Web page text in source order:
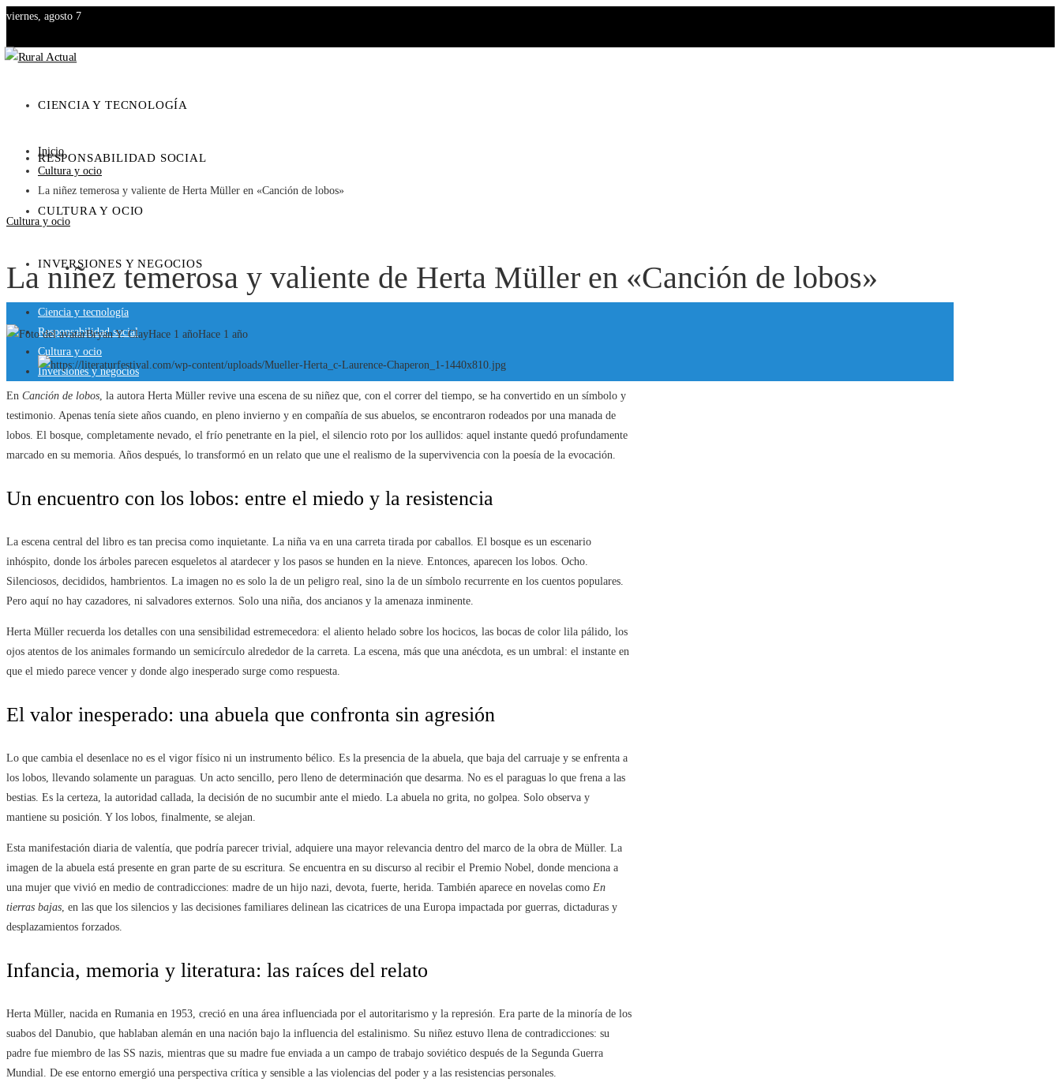
viernes, agosto 7
CIENCIA Y TECNOLOGÍA
RESPONSABILIDAD SOCIAL
CULTURA Y OCIO
INVERSIONES Y NEGOCIOS
Ciencia y tecnología
Responsabilidad social
Cultura y ocio
Inversiones y negocios
Inicio
Cultura y ocio
La niñez temerosa y valiente de Herta Müller en «Canción de lobos»
Cultura y ocio
La niñez temerosa y valiente de Herta Müller en «Canción de lobos»
Bryan Y. ClayHace 1 añoHace 1 año
En Canción de lobos, la autora Herta Müller revive una escena de su niñez que, con el correr del tiempo, se ha convertido en un símbolo y
testimonio. Apenas tenía siete años cuando, en pleno invierno y en compañía de sus abuelos, se encontraron rodeados por una manada de
lobos. El bosque, completamente nevado, el frío penetrante en la piel, el silencio roto por los aullidos: aquel instante quedó profundamente
marcado en su memoria. Años después, lo transformó en un relato que une el realismo de la supervivencia con la poesía de la evocación.
Un encuentro con los lobos: entre el miedo y la resistencia
La escena central del libro es tan precisa como inquietante. La niña va en una carreta tirada por caballos. El bosque es un escenario
inhóspito, donde los árboles parecen esqueletos al atardecer y los pasos se hunden en la nieve. Entonces, aparecen los lobos. Ocho.
Silenciosos, decididos, hambrientos. La imagen no es solo la de un peligro real, sino la de un símbolo recurrente en los cuentos populares.
Pero aquí no hay cazadores, ni salvadores externos. Solo una niña, dos ancianos y la amenaza inminente.
Herta Müller recuerda los detalles con una sensibilidad estremecedora: el aliento helado sobre los hocicos, las bocas de color lila pálido, los
ojos atentos de los animales formando un semicírculo alrededor de la carreta. La escena, más que una anécdota, es un umbral: el instante en
que el miedo parece vencer y donde algo inesperado surge como respuesta.
El valor inesperado: una abuela que confronta sin agresión
Lo que cambia el desenlace no es el vigor físico ni un instrumento bélico. Es la presencia de la abuela, que baja del carruaje y se enfrenta a
los lobos, llevando solamente un paraguas. Un acto sencillo, pero lleno de determinación que desarma. No es el paraguas lo que frena a las
bestias. Es la certeza, la autoridad callada, la decisión de no sucumbir ante el miedo. La abuela no grita, no golpea. Solo observa y
mantiene su posición. Y los lobos, finalmente, se alejan.
Esta manifestación diaria de valentía, que podría parecer trivial, adquiere una mayor relevancia dentro del marco de la obra de Müller. La
imagen de la abuela está presente en gran parte de su escritura. Se encuentra en su discurso al recibir el Premio Nobel, donde menciona a
una mujer que vivió en medio de contradicciones: madre de un hijo nazi, devota, fuerte, herida. También aparece en novelas como En
tierras bajas, en las que los silencios y las decisiones familiares delinean las cicatrices de una Europa impactada por guerras, dictaduras y
desplazamientos forzados.
Infancia, memoria y literatura: las raíces del relato
Herta Müller, nacida en Rumania en 1953, creció en una área influenciada por el autoritarismo y la represión. Era parte de la minoría de los
suabos del Danubio, que hablaban alemán en una nación bajo la influencia del estalinismo. Su niñez estuvo llena de contradicciones: su
padre fue miembro de las SS nazis, mientras que su madre fue enviada a un campo de trabajo soviético después de la Segunda Guerra
Mundial. De ese entorno emergió una perspectiva crítica y sensible a las violencias del poder y a las resistencias personales.